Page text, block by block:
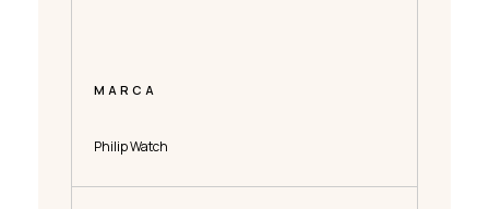
MARCA
Philip Watch